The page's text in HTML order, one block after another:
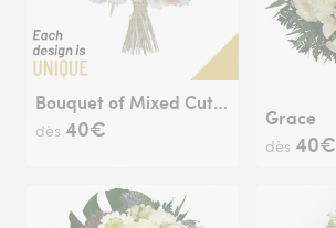
Bouquet of Mixed Cut Flowers
dès 40€ Grace
dès 40€